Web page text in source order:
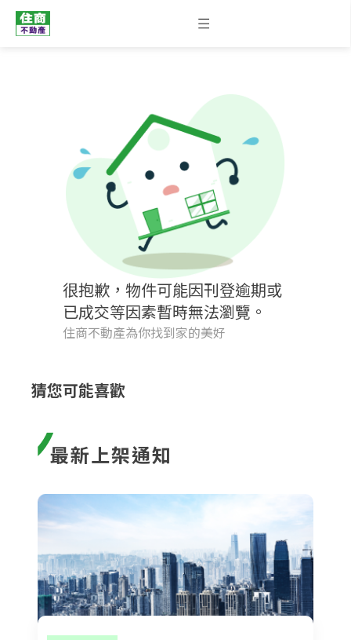
很抱歉，物件可能因刊登逾期或
已成交等因素暫時無法瀏覽。
住商不動產為你找到家的美好
猜您可能喜歡
最新上架通知